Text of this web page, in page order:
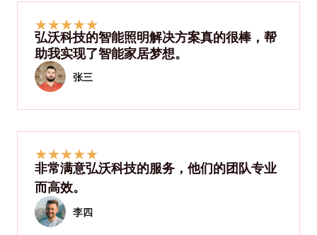
★★★★★
弘沃科技的智能照明解决方案真的很棒，帮
助我实现了智能家居梦想。
张三
★★★★★
非常满意弘沃科技的服务，他们的团队专业
而高效。
李四